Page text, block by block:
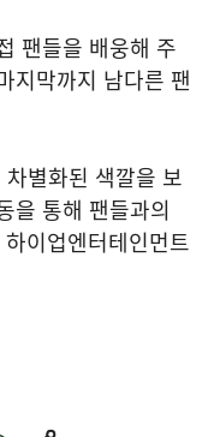
팬들을 배웅해 주
지막까지 남다른 팬
별화된 색깔을 보
을 통해 팬들과의
이업엔터테인먼트